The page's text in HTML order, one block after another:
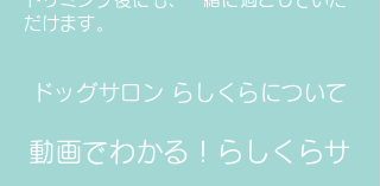
だけます。
ドッグサロン らしくらについて
動画でわかる！らしくらサ